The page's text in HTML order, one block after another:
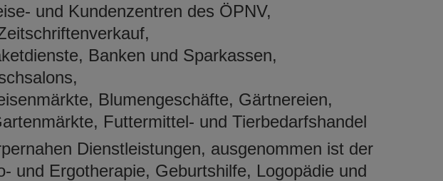
und Kundenzentren des ÖPNV,
Banken und Sparkassen,
Blumengeschäfte, Gärtnereien,
Futtermittel- und Tierbedarfshandel
Dienstleistungen, ausgenommen ist der
und Ergotherapie, Geburtshilfe, Logopädie und